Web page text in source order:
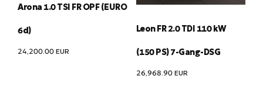
Arona 1.0 TSI FR OPF (EURO
6d)
24,200.00 EUR
Leon FR 2.0 TDI 110 kW
(150 PS) 7-Gang-DSG
26,968.90 EUR